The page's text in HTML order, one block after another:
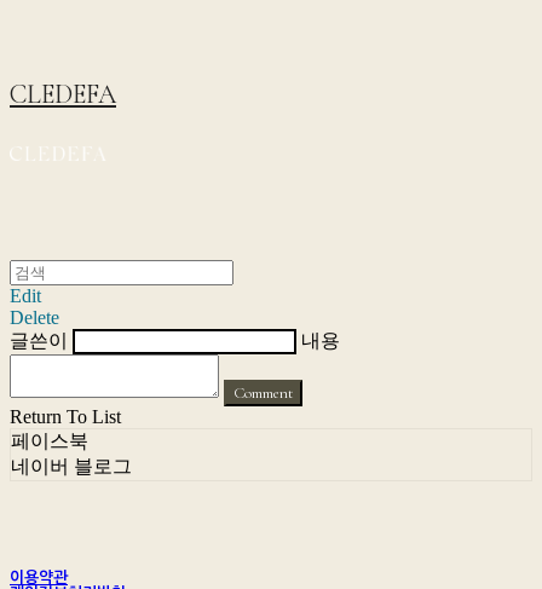
CLEDEFA
Edit
Delete
글쓴이
내용
Comment
Return To List
페이스북
네이버 블로그
이용약관